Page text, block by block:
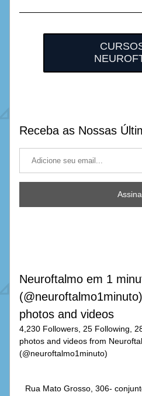
Receba as Nossas
Neuroftalmo em 1
photos and videos
4,230 Followers, 25 Following,
photos and videos from
(@neuroftalmo1minuto)
Rua Mato Grosso, 306-